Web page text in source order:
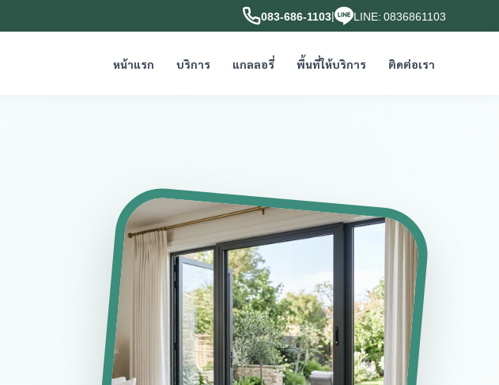
083-686-1103| LINE: 0836861103
หน้าแรก บริการ แกลลอรี่ พื้นที่ให้บริการ ติดต่อเรา